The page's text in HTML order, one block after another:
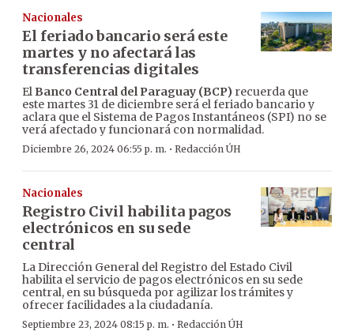
Nacionales
El feriado bancario será este
martes y no afectará las
transferencias digitales
El Banco Central del Paraguay (BCP) recuerda que
este martes 31 de diciembre será el feriado bancario y
aclara que el Sistema de Pagos Instantáneos (SPI) no se
verá afectado y funcionará con normalidad.
Diciembre 26, 2024 06:55 p. m. · Redacción ÚH
Nacionales
Registro Civil habilita pagos
electrónicos en su sede
central
La Dirección General del Registro del Estado Civil
habilita el servicio de pagos electrónicos en su sede
central, en su búsqueda por agilizar los trámites y
ofrecer facilidades a la ciudadanía.
Septiembre 23, 2024 08:15 p. m. · Redacción ÚH